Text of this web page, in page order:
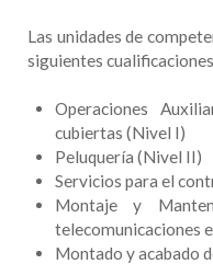
Las unidades de
siguientes
Operaciones
cubiertas (Nivel I)
Peluquería (Nivel II)
Servicios para el
Montaje y
telecomunicaciones
Montado y acabado